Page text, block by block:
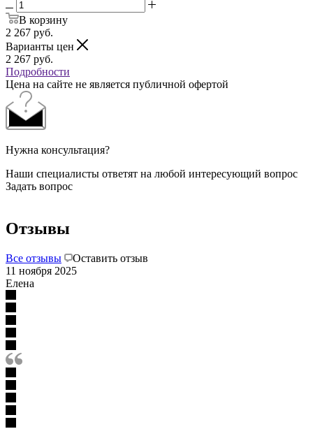
В корзину
2 267 руб.
Варианты цен
2 267 руб.
Подробности
Цена на сайте не является публичной офертой
Нужна консультация?
Наши специалисты ответят на любой интересующий вопрос
Задать вопрос
Отзывы
Все отзывы
Оставить отзыв
11 ноября 2025
Елена